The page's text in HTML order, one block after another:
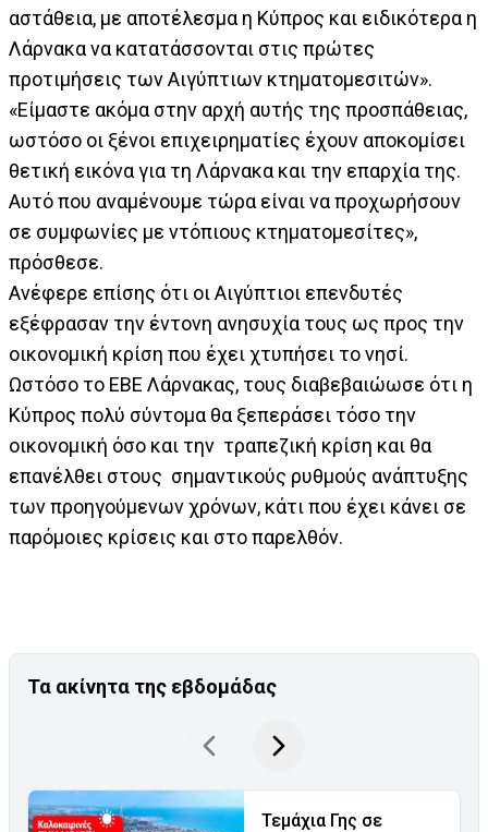
αστάθεια, με αποτέλεσμα η Κύπρος και ειδικότερα η
Λάρνακα να κατατάσσονται στις πρώτες
προτιμήσεις των Αιγύπτιων κτηματομεσιτών».
«Είμαστε ακόμα στην αρχή αυτής της προσπάθειας,
ωστόσο οι ξένοι επιχειρηματίες έχουν αποκομίσει
θετική εικόνα για τη Λάρνακα και την επαρχία της.
Αυτό που αναμένουμε τώρα είναι να προχωρήσουν
σε συμφωνίες με ντόπιους κτηματομεσίτες»,
πρόσθεσε.
Ανέφερε επίσης ότι οι Αιγύπτιοι επενδυτές
εξέφρασαν την έντονη ανησυχία τους ως προς την
οικονομική κρίση που έχει χτυπήσει το νησί.
Ωστόσο το ΕΒΕ Λάρνακας, τους διαβεβαιώωσε ότι η
Κύπρος πολύ σύντομα θα ξεπεράσει τόσο την
οικονομική όσο και την τραπεζική κρίση και θα
επανέλθει στους σημαντικούς ρυθμούς ανάπτυξης
των προηγούμενων χρόνων, κάτι που έχει κάνει σε
παρόμοιες κρίσεις και στο παρελθόν.
Τα ακίνητα της εβδομάδας
Τεμάχια Γης σε